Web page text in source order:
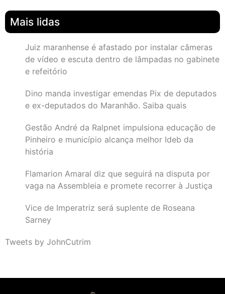
Mais lidas
Juiz maranhense é afastado por instalar câmeras
de vídeo e escuta dentro de lâmpadas no gabinete
e refeitório
Dino manda investigar emendas Pix de deputados
e ex-deputados do Maranhão. Saiba quais
Gestão André da Ralpnet impulsiona educação de
Pinheiro e município alcança melhor Ideb da
história
Flamarion Amaral diz que seguirá na disputa por
vaga na Assembleia e promete recorrer à Justiça
Vice de Imperatriz será suplente de Roseana
Sarney
Tweets by JohnCutrim